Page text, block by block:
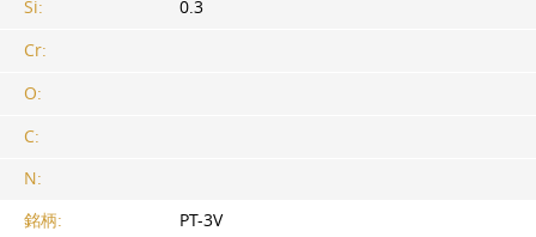
Si:
0.3
Cr:
O:
C:
N:
銘柄:
PT-3V